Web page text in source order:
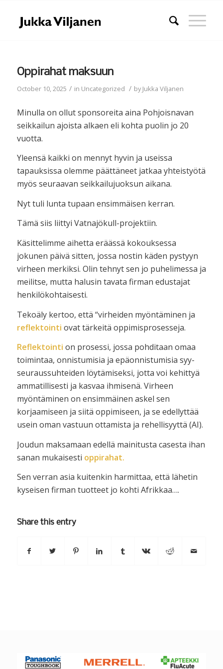
Oppirahat maksuun
October 10, 2025 / in Uncategorized / byJukka Viljanen
Minulla on ollut sponsoreita aina Pohjoisnavan
seikkailun ajoista alkaen eli kohta puolin jo 20
vuotta.
Yleensä kaikki on mennyt hyvin ja useissa
tapauksissa olemme päättäneet jatkaa yhteistyötä
myös seuraavan seikkailujuoksun aikana.
Nyt tuli lunta tupaan ensimmäisen kerran.
Tämä siis liittyi Vatnajökull-projektiin.
Käsittelimme aihetta eräässä kokouksessa
jokunen päivä sitten, jossa nostin käden pystyyn
virheen merkiksi. Olin tehnyt sen jo puhelimessa ja
meilitse, mutta halusin tavata firman edustajat
henkilökohtaisesti.
Tekoäly kertoo, että “virheiden myöntäminen ja
reflektointi ovat tärkeitä oppimisprosesseja.
Reflektointi on prosessi, jossa pohditaan omaa
toimintaa, onnistumisia ja epäonnistumisia syy-
seuraussuhteiden löytämiseksi, jotta voi kehittyä
ammatillisesti ja kasvaa ihmisenä. Virheen
myöntäminen on ensimmäinen askel sen
korjaamiseen ja siitä oppimiseen, ja se edellyttää
usein oman vastuun ottamista ja rehellisyyttä (AI).
Joudun maksamaan edellä mainitusta casesta ihan
sanan mukaisesti oppirahat.
Sen verran asia kuitenkin harmittaa, että lähetin
kyseisen firman tuotteet jo kohti Afrikkaa….
Share this entry